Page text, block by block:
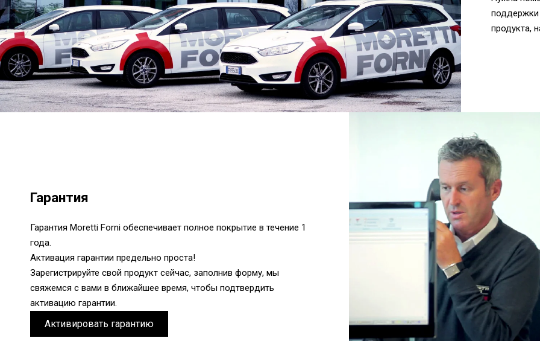
поддержки
продукта,
Гарантия
Гарантия Moretti Forni обеспечивает полное покрытие в течение 1
года.
Активация гарантии предельно проста!
Зарегистрируйте свой продукт сейчас, заполнив форму, мы
свяжемся с вами в ближайшее время, чтобы подтвердить
активацию гарантии.
Активировать гарантию